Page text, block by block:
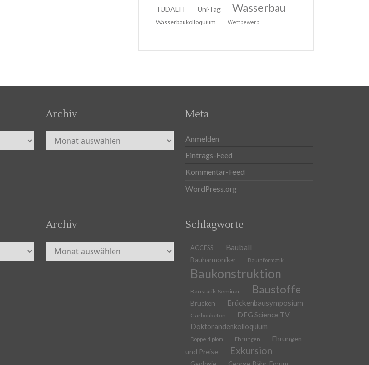
TUDALIT Uni-Tag Wasserbau
Wasserbaukolloquium Wettbewerb
Archiv
Archiv
Meta
Anmelden
Eintrags-Feed
Kommentar-Feed
WordPress.org
Archiv
Archiv
Schlagworte
ACCESS Bauball
Bauharmoniker Bauinformatik
Baukonstruktion
Baustatik-Seminar Baustoffe
Brücken Brückenbausymposium
Carbonbeton
DFG Science TV
Doktorandenkolloquium
Doppeldiplom Ehrungen
Ehrungen
und Preise
Exkursion
Geologie George-Bähr-Forum